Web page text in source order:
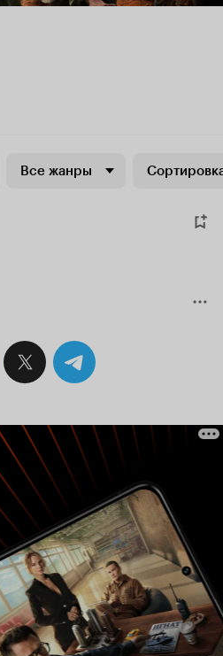
Все жанры